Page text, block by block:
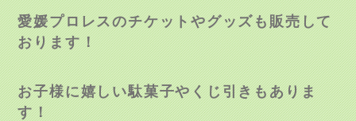
愛媛プロレスのチケットやグッズも販売して
おります！
お子様に嬉しい駄菓子やくじ引きもありま
す！